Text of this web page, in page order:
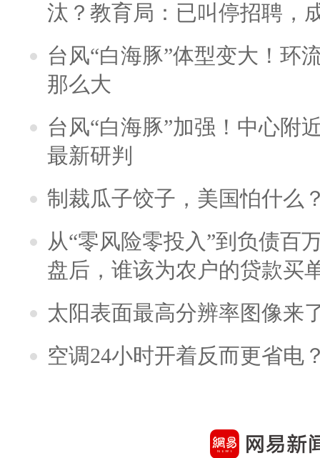
汰？教育局：已叫停招聘，
台风“白海豚”体型变大！环
那么大
台风“白海豚”加强！中心附
最新研判
制裁瓜子饺子，美国怕什么
从“零风险零投入”到负债百
盘后，谁该为农户的贷款买
太阳表面最高分辨率图像来
空调24小时开着反而更省电